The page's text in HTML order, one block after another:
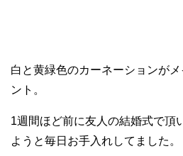
白と黄緑色のカーネーションが
ント。
1週間ほど前に友人の結婚式で頂
ようと毎日お手入れしてました。